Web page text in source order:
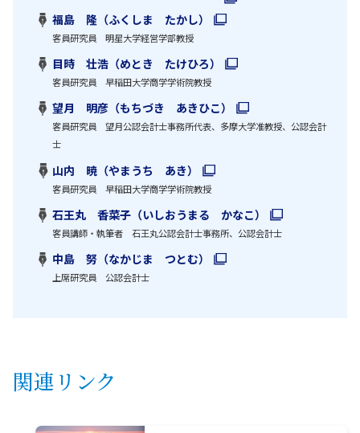
福島 隆（ふくしま たかし）
客員研究員 明星大学経営学部教授
目時 壮浩（めとき たけひろ）
客員研究員 早稲田大学商学学術院教授
望月 明彦（もちづき あきひこ）
客員研究員 望月公認会計士事務所代表、多摩大学准教授、公認会計
士
山内 暁（やまうち あき）
客員研究員 早稲田大学商学学術院教授
石王丸 香菜子（いしおうまる かなこ）
客員講師・執筆者 石王丸公認会計士事務所、公認会計士
中島 努（なかじま つとむ）
上席研究員 公認会計士
関連リンク